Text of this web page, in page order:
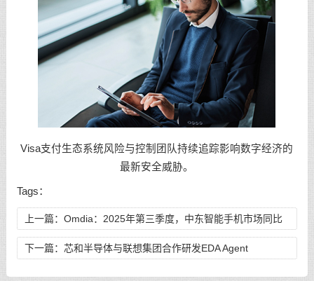
Visa支付生态系统风险与控制团队持续追踪影响数字经济的
最新安全威胁。
Tags：
上一篇： Omdia：2025年第三季度，中东智能手机市场同比
增长23%，供应压力将使2026年增速放缓至1%
下一篇： 芯和半导体与联想集团合作研发EDA Agent